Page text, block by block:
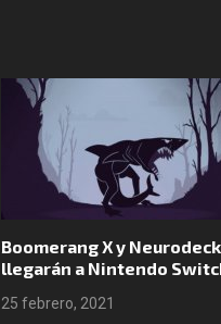
Boomerang X y Neurodeck
llegarán a Nintendo
25 febrero, 2021